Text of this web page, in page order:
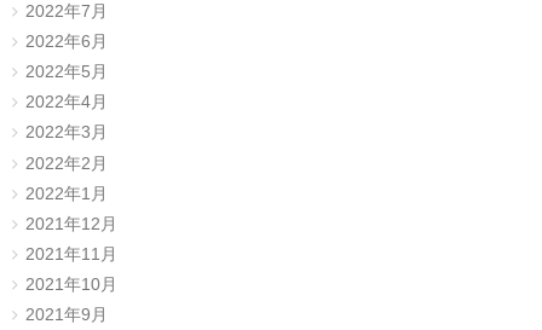
2022年7月
2022年6月
2022年5月
2022年4月
2022年3月
2022年2月
2022年1月
2021年12月
2021年11月
2021年10月
2021年9月